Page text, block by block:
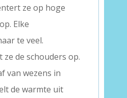
ze op hoge
Elke
te veel.
ze de schouders op.
van wezens in
de warmte uit